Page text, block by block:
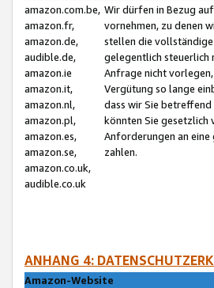
amazon.com.be,
amazon.fr,
amazon.de,
audible.de,
amazon.ie
amazon.it,
amazon.nl,
amazon.pl,
amazon.es,
amazon.se,
amazon.co.uk,
audible.co.uk
Wir dürfen in Bezug
vornehmen, zu denen
stellen die vollständige
gelegentlich steuerlich
Anfrage nicht
Vergütung so lange
dass wir Sie
könnten Sie gesetzlich
Anforderungen an
zahlen.
ANHANG 4:
Amazon-Website